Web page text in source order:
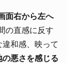
面右から左へ
の直感に反す
和感、映って
悪さを感じる